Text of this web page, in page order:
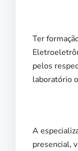
Ter
pelos
laboratório
A
presencial,